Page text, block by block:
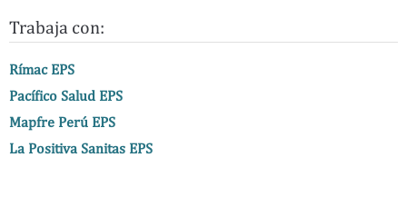
Trabaja con:
Rímac EPS
Pacífico Salud EPS
Mapfre Perú EPS
La Positiva Sanitas EPS